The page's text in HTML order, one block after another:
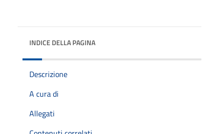
INDICE DELLA PAGINA
Descrizione
A cura di
Allegati